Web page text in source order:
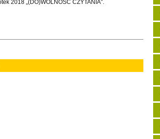
2018 „(DO)WOLNOŚĆ CZYTANIA”.